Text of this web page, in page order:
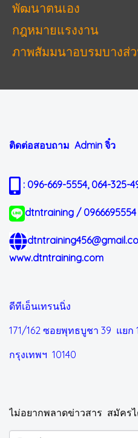
พัฒนาตนเอง
กฎหมายแรงงาน
ภาพสัมมนาอบรมบางส่
ติดต่อสอบถาม Admin จิ๋ว
: 096-669-5554, 064-325-
dtntraining / 0966695554
www.dtntraining.com
ดีทีเอ็นเทรนนิ่ง
171/162 ซอยพุทธบูชา 39 แยก
กรุงเทพฯ 10140
ไม่อยากพลาดข่าวสาร สมัครไ